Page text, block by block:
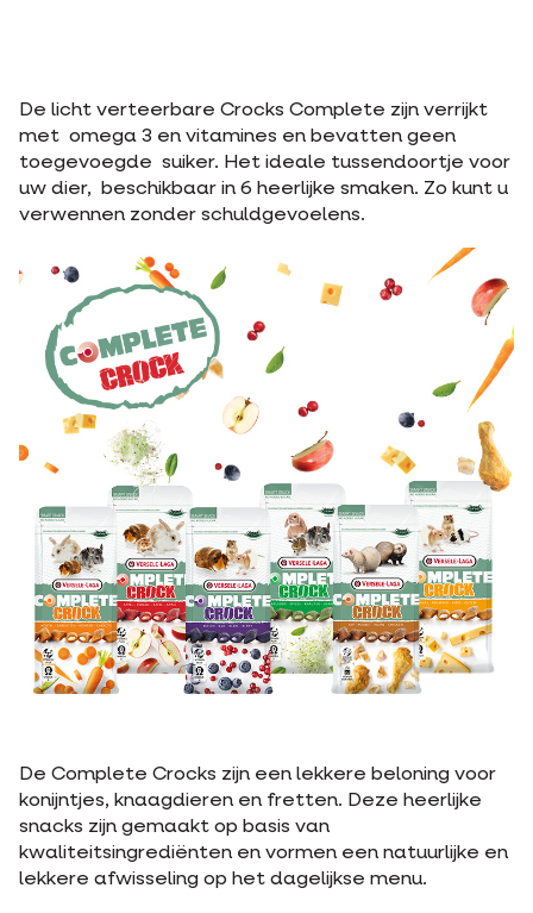
De licht verteerbare Crocks Complete zijn verrijkt
met omega 3 en vitamines en bevatten geen
toegevoegde suiker. Het ideale tussendoortje voor
uw dier, beschikbaar in 6 heerlijke smaken. Zo kunt u
verwennen zonder schuldgevoelens.
De Complete Crocks zijn een lekkere beloning voor
konijntjes, knaagdieren en fretten. Deze heerlijke
snacks zijn gemaakt op basis van
kwaliteitsingrediënten en vormen een natuurlijke en
lekkere afwisseling op het dagelijkse menu.